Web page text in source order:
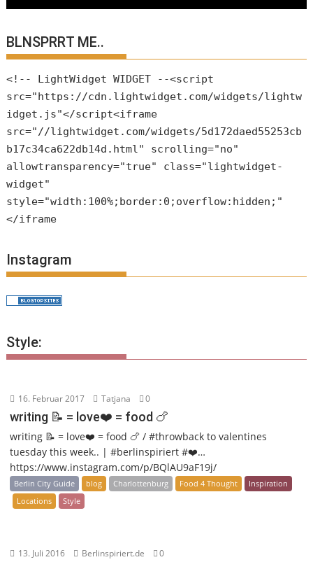
BLNSPRRT ME..
<!-- LightWidget WIDGET --<script
src="https://cdn.lightwidget.com/widgets/lightw
idget.js"</script<iframe
src="//lightwidget.com/widgets/5d172daed55253cb
b17c34ca622db14d.html" scrolling="no"
allowtransparency="true" class="lightwidget-
widget"
style="width:100%;border:0;overflow:hidden;"
</iframe
Instagram
Style:
16. Februar 2017 Tatjana 0
writing 📝 = love❤️ = food 🍗
writing 📝 = love❤️ = food 🍗 / #throwback to valentines
tuesday this week.. | #berlinspiriert #❤️…
https://www.instagram.com/p/BQlAU9aF19j/
Berlin City Guide blog Charlottenburg Food 4 Thought
Inspiration
Locations
Style
13. Juli 2016 Berlinspiriert.de 0